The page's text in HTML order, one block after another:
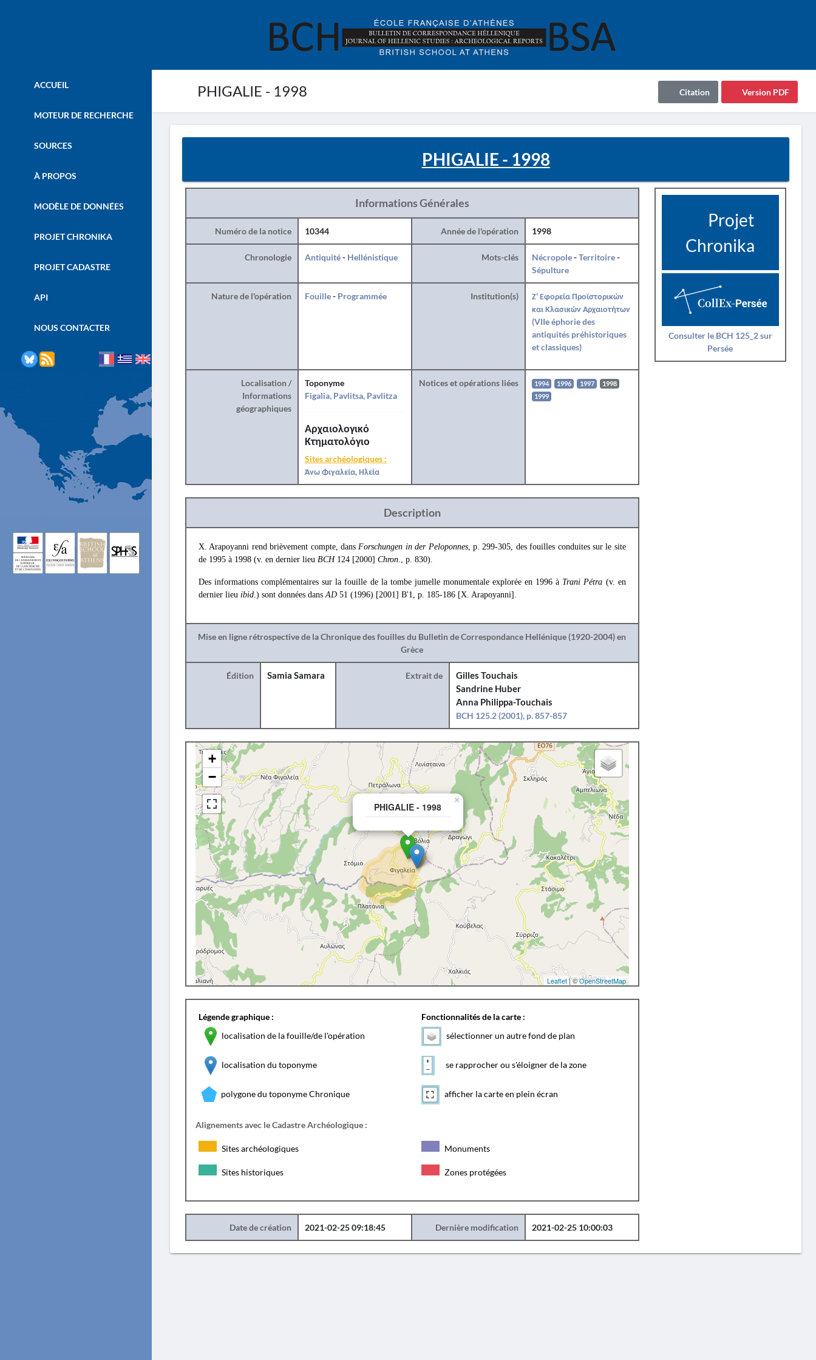
PHIGALIE - 1998 Version PDF
Citation
ACCUEIL
MOTEUR DE RECHERCHE
SOURCES
À PROPOS
MODÈLE DE DONNÉES
PROJET CHRONIKA
PROJET CADASTRE
API
NOUS CONTACTER
PHIGALIE - 1998
Informations Générales
Numéro de la notice 10344 Année de l'opération 1998
Chronologie Antiquité- Hellénistique Mots-clés Nécropole-Territoire-
Sépulture
Nature de l'opération Fouille- Programmée Institution(s)
Ζ' Εφορεία Προϊστορικών
και Κλασικών Αρχαιοτήτων
(VIIe éphorie des
antiquités préhistoriques
et classiques)
Localisation /
Informations
géographiques
Toponyme
Figalia, Pavlitsa, Pavlitza
Αρχαιολογικό
Κτηματολόγιο
Sites archéologiques :
Άνω Φιγαλεία, Ηλεία
Notices et opérations liées 1994 1996 1997
1998
1999
Description
X. Arapoyanni rend brièvement compte, dansForschungen in der Peloponnes, p. 299-305, des fouilles conduites sur le site
de 1995 à 1998 (v. en dernier lieu BCH124 [2000] Chron., p. 830).
Des informations complémentaires sur la fouille de la tombe jumelle monumentale explorée en 1996 à Trani Pétra (v. en
dernier lieu ibid.) sont données dansAD 51 (1996) [2001] Β'1, p. 185-186 [X. Arapoyanni].
Mise en ligne rétrospective de la Chronique des fouilles du Bulletin de Correspondance Hellénique (1920-2004) en
Grèce
Édition Samia Samara Extrait de
Gilles Touchais
Sandrine Huber
Anna Philippa-Touchais
BCH 125.2 (2001), p. 857-857
PHIGALIE - 1998
×
+
−
Leaflet| ©OpenStreetMap
Légende graphique :
localisation de la fouille/de l'opération
localisation du toponyme
polygone du toponyme Chronique
Fonctionnalités de la carte :
sélectionner un autre fond de plan
se rapprocher ou s'éloigner de la zone
afficher la carte en plein écran
Alignements avec le Cadastre Archéologique :
Sites archéologiques Monuments
Sites historiques Zones protégées
Date de création 2021-02-25 09:18:45 Dernière modification 2021-02-25 10:00:03
Projet
Chronika
Consulter le BCH 125_2 sur
Persée